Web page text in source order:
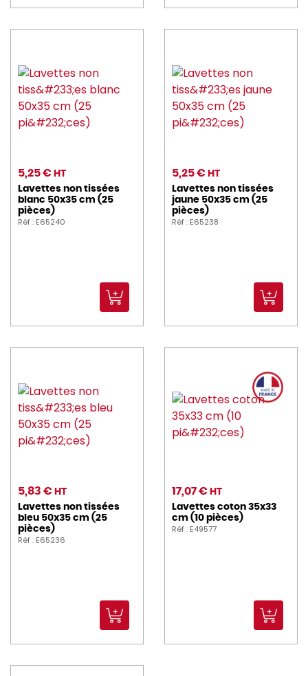
5,25 € HT
Lavettes non tissées
blanc 50x35 cm (25
pièces)
Réf : E65240
5,25 € HT
Lavettes non tissées
jaune 50x35 cm (25
pièces)
Réf : E65238
5,83 € HT
Lavettes non tissées
bleu 50x35 cm (25
pièces)
Réf : E65236
17,07 € HT
Lavettes coton 35x33
cm (10 pièces)
Réf : E49577